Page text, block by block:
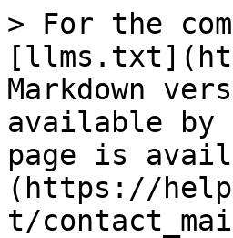
> For the
Markdown
available by
page is
(https://
t/